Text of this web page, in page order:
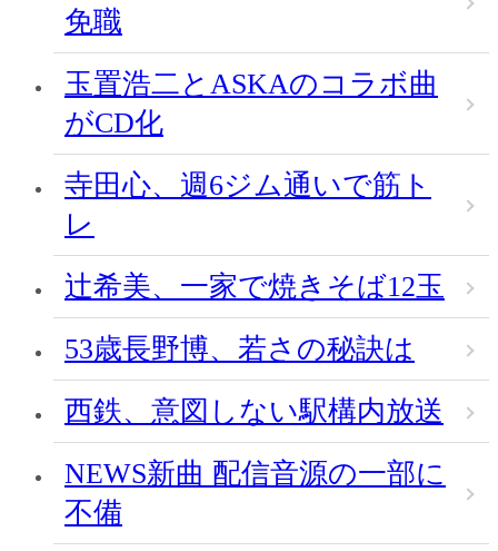
免職
玉置浩二とASKAのコラボ曲
がCD化
寺田心、週6ジム通いで筋ト
レ
辻希美、一家で焼きそば12玉
53歳長野博、若さの秘訣は
西鉄、意図しない駅構内放送
NEWS新曲 配信音源の一部に
不備